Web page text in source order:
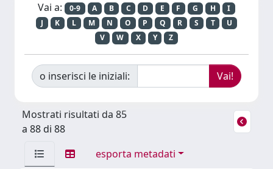
Vai a: 0-9 A B C D E F G H
I
J
K L M N O P Q R S T
U
V
W X Y Z
o inserisci le iniziali:
Mostrati risultati da 85
a 88 di 88
esporta metadati